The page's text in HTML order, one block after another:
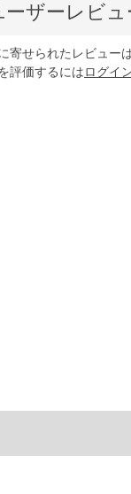
ーザーレビュ
寄せられたレビュー
評価するにはログイ